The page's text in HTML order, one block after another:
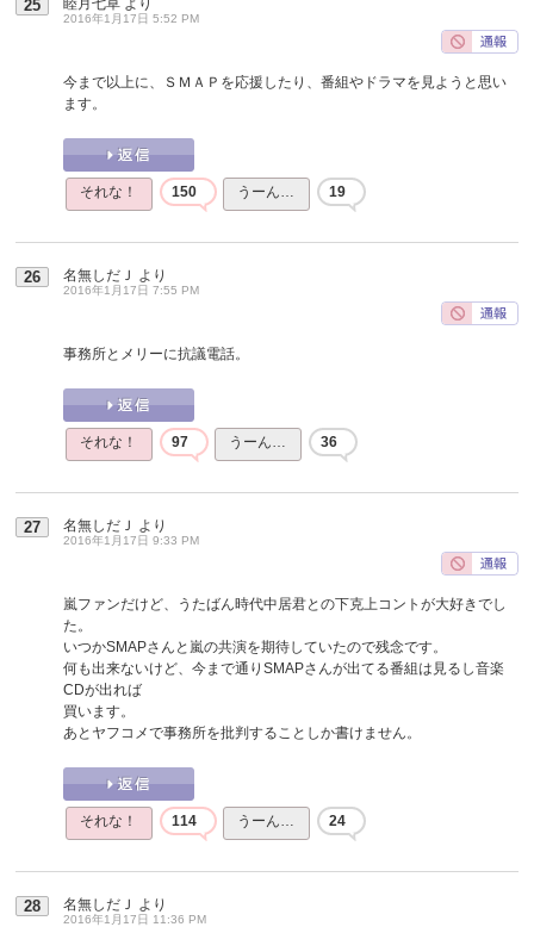
25
2016年1月17日 5:52 PM
今まで以上に、ＳＭＡＰを応援したり、番組やドラマを見ようと思い
ます。
それな！ 150 うーん… 19
26 名無しだＪ より
2016年1月17日 7:55 PM
事務所とメリーに抗議電話。
それな！ 97 うーん… 36
27 名無しだＪ より
2016年1月17日 9:33 PM
嵐ファンだけど、うたばん時代中居君との下克上コントが大好きでし
た。
いつかSMAPさんと嵐の共演を期待していたので残念です。
何も出来ないけど、今まで通りSMAPさんが出てる番組は見るし音楽
CDが出れば
買います。
あとヤフコメで事務所を批判することしか書けません。
それな！ 114 うーん… 24
28 名無しだＪ より
2016年1月17日 11:36 PM